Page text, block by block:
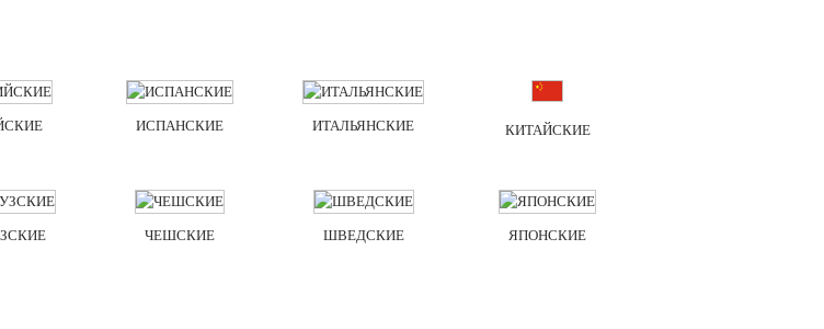
ИСПАНСКИЕ ИТАЛЬЯНСКИЕ КИТАЙСКИЕ
ЧЕШСКИЕ ШВЕДСКИЕ ЯПОНСКИЕ